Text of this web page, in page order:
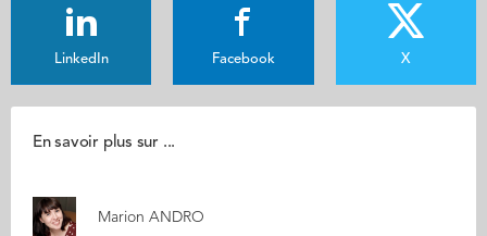
LinkedIn Facebook X
En savoir plus sur ...
Marion ANDRO